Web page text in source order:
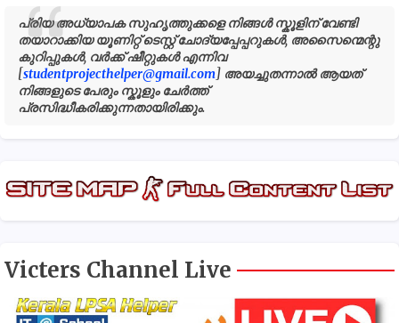
പ്രിയ അധ്യാപക സുഹൃത്തുക്കളെ നിങ്ങൾ സ്കൂളിന് വേണ്ടി
തയാറാക്കിയ യൂണിറ്റ് ടെസ്റ്റ് ചോദ്യപ്പേപ്പറുകൾ, അസൈന്മെന്റു
കുറിപ്പുകൾ, വർക്ക് ഷീറ്റുകൾ എന്നിവ
[studentprojecthelper@gmail.com] അയച്ചുതന്നാൽ ആയത്
നിങ്ങളുടെ പേരും സ്കൂളും ചേർത്ത്
പ്രസിദ്ധീകരിക്കുന്നതായിരിക്കും.
Victers Channel Live